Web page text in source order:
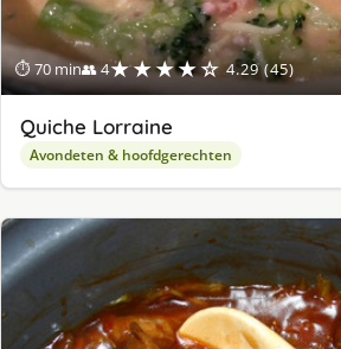
⏱ 70 min👥 4★★★★☆ 4.29 (45)
Quiche Lorraine
Avondeten & hoofdgerechten